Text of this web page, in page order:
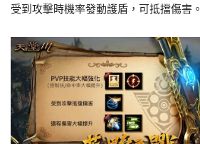
受到攻擊時機率發動護盾，可抵擋傷害。